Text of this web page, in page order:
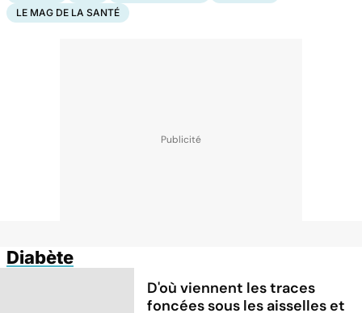
LE MAG DE LA SANTÉ
Diabète
D'où viennent les traces
foncées sous les aisselles et